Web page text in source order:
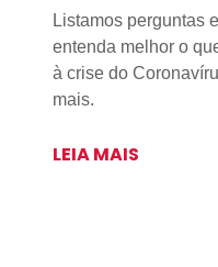
Listamos perguntas
entenda melhor o
à crise do
mais.
LEIA MAIS